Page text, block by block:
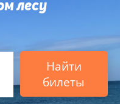
лесу
Найти
билеты